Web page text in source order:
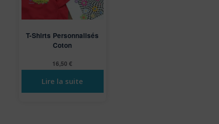
T-Shirts Personnalisés
Coton
16,50€
Lire la suite